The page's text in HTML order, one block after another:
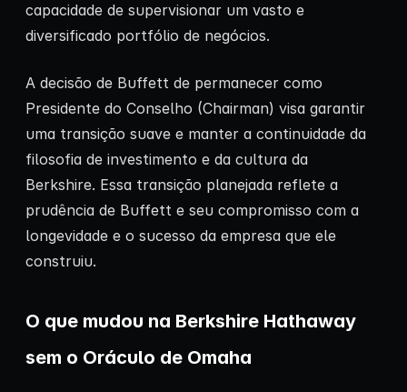
capacidade de supervisionar um vasto e
diversificado portfólio de negócios.
A decisão de Buffett de permanecer como
Presidente do Conselho (Chairman) visa garantir
uma transição suave e manter a continuidade da
filosofia de investimento e da cultura da
Berkshire. Essa transição planejada reflete a
prudência de Buffett e seu compromisso com a
longevidade e o sucesso da empresa que ele
construiu.
O que mudou na Berkshire Hathaway
sem o Oráculo de Omaha